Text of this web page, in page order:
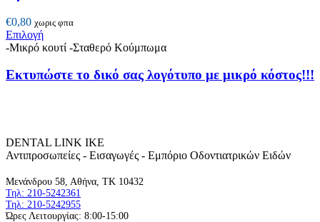
€0,80 χωρις φπα
ΕπιλογήΑυτό
το
έχει
μπορούν
να
επιλεγούν
στη
σελίδα
του
προϊόντος
-Μικρό κουτί -Σταθερό Κούμπωμα
Εκτυπώστε το δικό σας λογότυπο με μικρό κόστος!!!
DENTAL LINK ΙΚΕ
Αντιπροσωπείες - Εισαγωγές - Εμπόριο Οδοντιατρικών Ειδών
Μενάνδρου 58, Αθήνα, ΤΚ 10432
Τηλ: 210-5242361
Τηλ: 210-5242955
Ώρες Λειτουργίας: 8:00-15:00